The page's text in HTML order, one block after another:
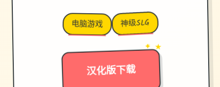
电脑游戏 神级SLG
汉化版下载
→
✦ ★